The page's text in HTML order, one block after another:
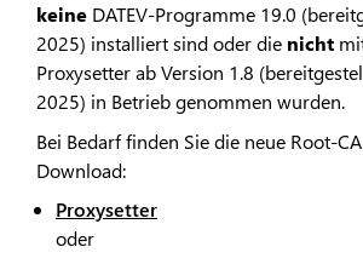
keine DATEV-Programme 19.0
2025) installiert sind oder die nicht
Proxysetter ab Version 1.8
2025) in Betrieb genommen wurden.
Bei Bedarf finden Sie die neue Root-
Download:
Proxysetter
oder